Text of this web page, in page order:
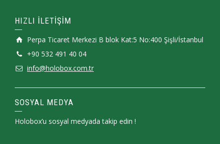
HIZLI İLETİŞİM
Perpa Ticaret Merkezi B blok Kat:5 No:400 Şişli/İstanbul
+90 532 491 40 04
info@holobox.com.tr
SOSYAL MEDYA
Holobox’u sosyal medyada takip edin !